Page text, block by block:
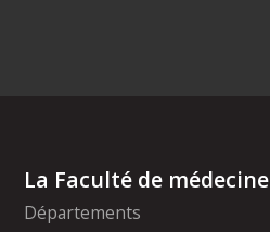
La Faculté de médecine
Départements